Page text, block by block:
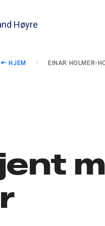
Høyre
HJEM EINAR HOLMER-